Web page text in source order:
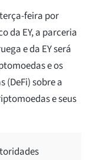
feira por
da EY, a parceria
e da EY será
e os
(DeFi) sobre a
e seus